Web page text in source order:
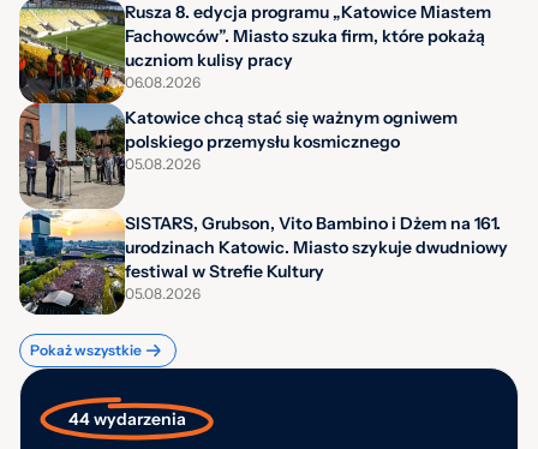
Rusza 8. edycja programu „Katowice Miastem
Fachowców”. Miasto szuka firm, które pokażą
uczniom kulisy pracy
06.08.2026
Katowice chcą stać się ważnym ogniwem
polskiego przemysłu kosmicznego
05.08.2026
SISTARS, Grubson, Vito Bambino i Dżem na 161.
urodzinach Katowic. Miasto szykuje dwudniowy
festiwal w Strefie Kultury
05.08.2026
Pokaż wszystkie
44 wydarzenia